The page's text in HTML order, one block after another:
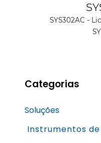
SYS302AC -
Categorias
Soluções
Instrumentos